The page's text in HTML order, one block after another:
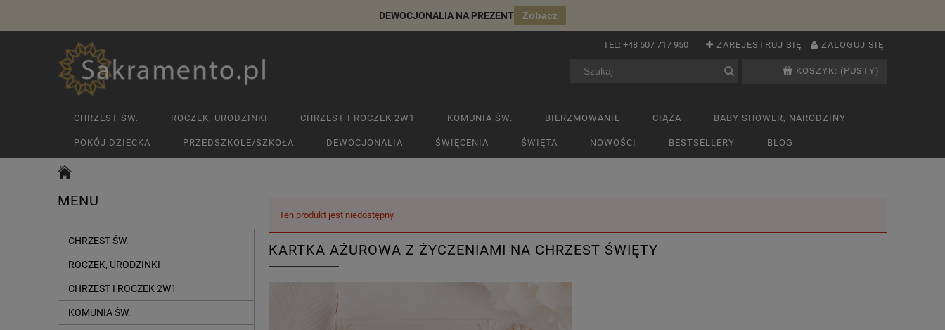
DEWOCJONALIA NA PREZENT Zobacz
ZAREJESTRUJ SIĘ ZALOGUJ SIĘ
TEL: +48 507 717 950
KOSZYK: (PUSTY)
CHRZEST ŚW. ROCZEK, URODZINKI CHRZEST I ROCZEK 2W1 KOMUNIA ŚW. BIERZMOWANIE CIĄŻA BABY SHOWER, NARODZINY
POKÓJ DZIECKA PRZEDSZKOLE/SZKOŁA DEWOCJONALIA ŚWIĘCENIA ŚWIĘTA NOWOŚCI BESTSELLERY BLOG
MENU
CHRZEST ŚW.
ROCZEK, URODZINKI
CHRZEST I ROCZEK 2W1
KOMUNIA ŚW.
Ten produkt jest niedostępny.
KARTKA AŻUROWA Z ŻYCZENIAMI NA CHRZEST ŚWIĘTY